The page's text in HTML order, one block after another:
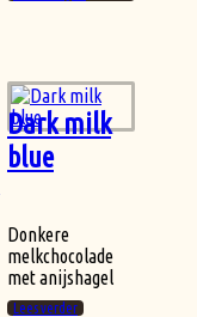
Dark milk
blue
Donkere
melkchocolade
met anijshagel
Lees verder